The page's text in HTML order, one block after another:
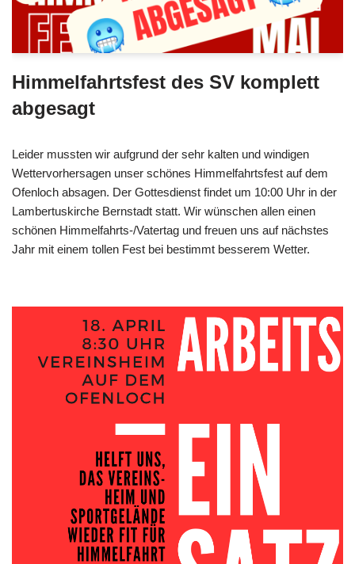
Himmelfahrtsfest des SV komplett
abgesagt
Leider mussten wir aufgrund der sehr kalten und windigen
Wettervorhersagen unser schönes Himmelfahrtsfest auf dem
Ofenloch absagen. Der Gottesdienst findet um 10:00 Uhr in der
Lambertuskirche Bernstadt statt. Wir wünschen allen einen
schönen Himmelfahrts-/Vatertag und freuen uns auf nächstes
Jahr mit einem tollen Fest bei bestimmt besserem Wetter.